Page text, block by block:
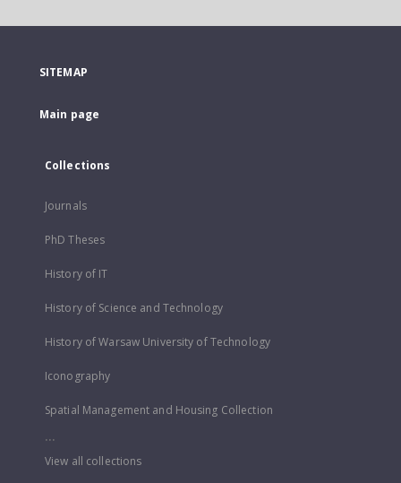
SITEMAP
Main page
Collections
Journals
PhD Theses
History of IT
History of Science and Technology
History of Warsaw University of Technology
Iconography
Spatial Management and Housing Collection
...
View all collections